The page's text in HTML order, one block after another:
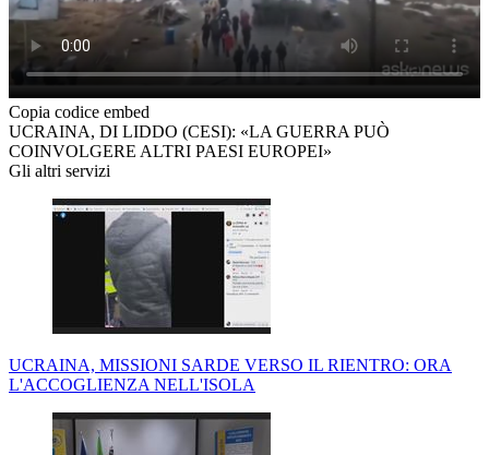
Copia codice embed
UCRAINA, DI LIDDO (CESI): «LA GUERRA PUÒ
COINVOLGERE ALTRI PAESI EUROPEI»
Gli altri servizi
UCRAINA, MISSIONI SARDE VERSO IL RIENTRO: ORA
L'ACCOGLIENZA NELL'ISOLA